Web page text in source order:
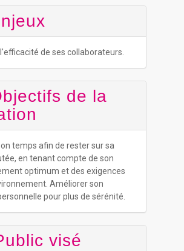
de ses collaborateurs.
de la
temps afin de rester sur sa
en tenant compte de son
optimum et des exigences
Améliorer son
pour plus de sérénité.
visé